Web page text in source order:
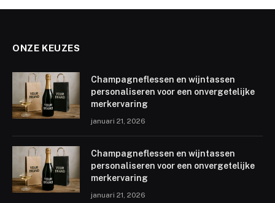
ONZE KEUZES
Champagneflessen en wijntassen
personaliseren voor een onvergetelijke
merkervaring
januari 21, 2026
Champagneflessen en wijntassen
personaliseren voor een onvergetelijke
merkervaring
januari 21, 2026